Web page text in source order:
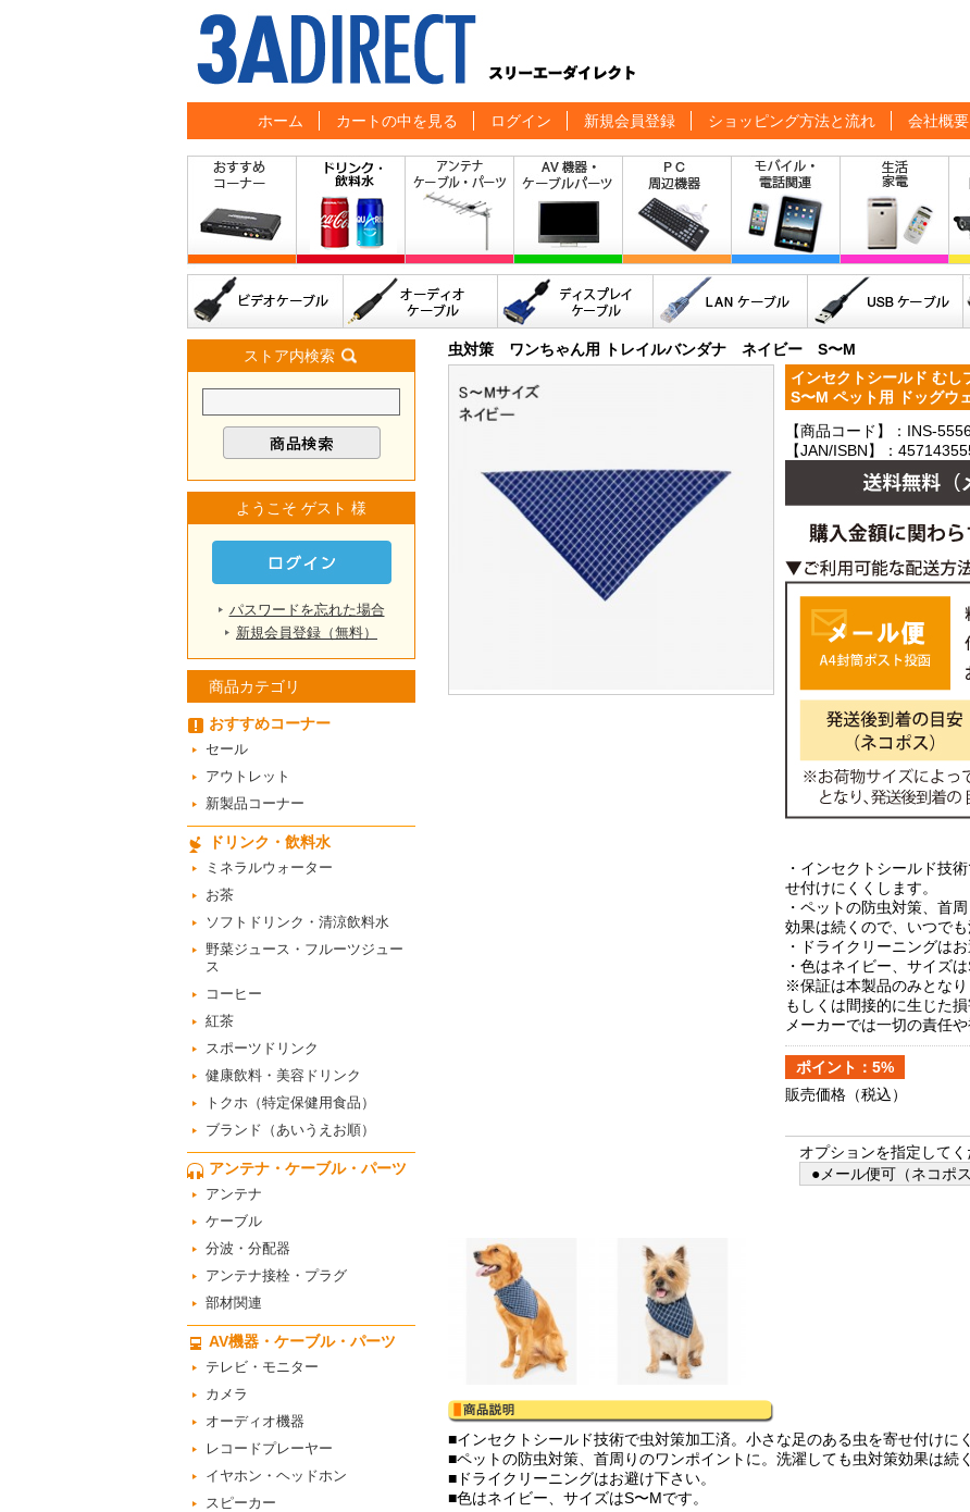
ホーム カートの中を見る ログイン 新規会員登録 ショッピング方法と流れ 会社概要
ストア内検索
ようこそ ゲスト 様
パスワードを忘れた場合
新規会員登録（無料）
商品カテゴリ
おすすめコーナー
セール
アウトレット
新製品コーナー
ドリンク・飲料水
ミネラルウォーター
お茶
ソフトドリンク・清涼飲料水
野菜ジュース・フルーツジュー
ス
コーヒー
紅茶
スポーツドリンク
健康飲料・美容ドリンク
トクホ（特定保健用食品）
ブランド（あいうえお順）
アンテナ・ケーブル・パーツ
アンテナ
ケーブル
分波・分配器
アンテナ接栓・プラグ
部材関連
AV機器・ケーブル・パーツ
テレビ・モニター
カメラ
オーディオ機器
レコードプレーヤー
イヤホン・ヘッドホン
スピーカー
虫対策 ワンちゃん用 トレイルバンダナ ネイビー S〜M
インセクトシールド むし
S〜M ペット用 ドッグウ
【商品コード】：INS-
【JAN/ISBN】：
・インセクトシールド技
せ付けにくくします。
・ペットの防虫対策、首
効果は続くので、いつで
・ドライクリーニングはお
・色はネイビー、サイズは
※保証は本製品のみとな
もしくは間接的に生じた
メーカーでは一切の責任
ポイント：5%
販売価格 （税込）
オプションを指定してく
●メール便可（ネコポ
■インセクトシールド技術で虫対策加工済。小さな足のある虫を寄せ付けに
■ペットの防虫対策、首周りのワンポイントに。洗濯しても虫対策効果は続
■ドライクリーニングはお避け下さい。
■色はネイビー、サイズはS〜Mです。